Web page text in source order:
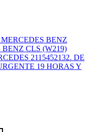
BENZ
BENZ CLS (W219)
2115452132. DE
19 HORAS Y